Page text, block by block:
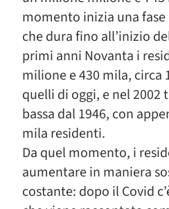
momento inizia una
che dura fino all’inizio
primi anni Novanta i
milione e 430 mila, circa
quelli di oggi, e nel 2002
bassa dal 1946, con
mila residenti.
Da quel momento, i
aumentare in maniera
costante: dopo il Covid